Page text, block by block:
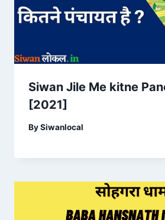
Siwan Jile Me kitne
[2021]
BySiwanlocal